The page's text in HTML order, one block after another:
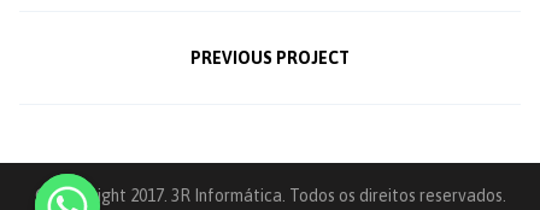
PREVIOUS PROJECT
© Copyright 2017. 3R Informática. Todos os direitos reservados.